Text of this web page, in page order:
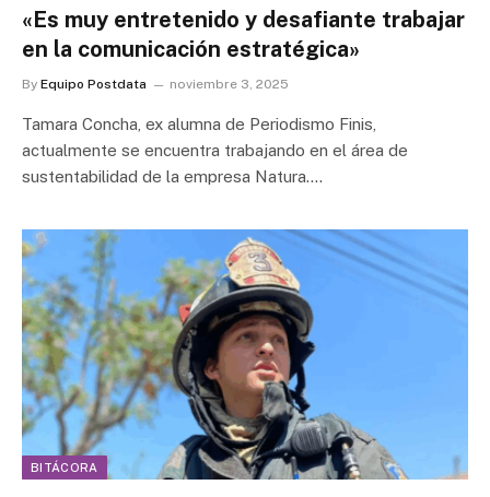
«Es muy entretenido y desafiante trabajar
en la comunicación estratégica»
By Equipo Postdata noviembre 3, 2025
Tamara Concha, ex alumna de Periodismo Finis,
actualmente se encuentra trabajando en el área de
sustentabilidad de la empresa Natura.…
BITÁCORA